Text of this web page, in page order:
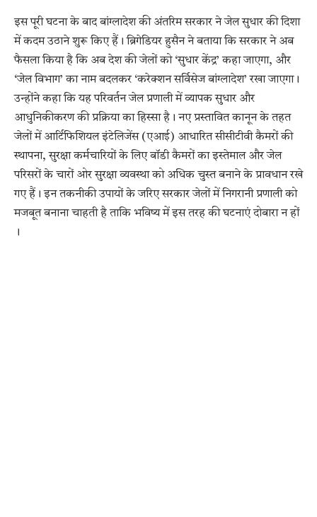
इस पूरी घटना के बाद बांग्लादेश की अंतरिम सरकार ने जेल सुधार की दिशा
में कदम उठाने शुरू किए हैं। ब्रिगेडियर हुसैन ने बताया कि सरकार ने अब
फैसला किया है कि अब देश की जेलों को ‘सुधार केंद्र’ कहा जाएगा, और
‘जेल विभाग’ का नाम बदलकर ‘करेक्शन सर्विसेज बांग्लादेश’ रखा जाएगा।
उन्होंने कहा कि यह परिवर्तन जेल प्रणाली में व्यापक सुधार और
आधुनिकीकरण की प्रक्रिया का हिस्सा है। नए प्रस्तावित कानून के तहत
जेलों में आर्टिफिशियल इंटेलिजेंस (एआई) आधारित सीसीटीवी कैमरों की
स्थापना, सुरक्षा कर्मचारियों के लिए बॉडी कैमरों का इस्तेमाल और जेल
परिसरों के चारों ओर सुरक्षा व्यवस्था को अधिक चुस्त बनाने के प्रावधान रखे
गए हैं। इन तकनीकी उपायों के जरिए सरकार जेलों में निगरानी प्रणाली को
मजबूत बनाना चाहती है ताकि भविष्य में इस तरह की घटनाएं दोबारा न हों
।